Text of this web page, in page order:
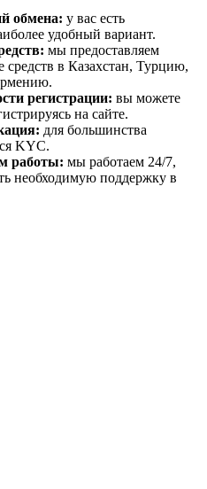
обмена: у вас есть
удобный вариант.
мы предоставляем
средств в Казахстан, Турцию,
регистрации: вы можете
на сайте.
для большинства
KYC.
работы: мы работаем 24/7,
необходимую поддержку в